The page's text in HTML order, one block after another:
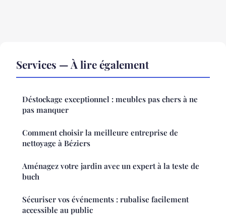
Services — À lire également
Déstockage exceptionnel : meubles pas chers à ne
pas manquer
Comment choisir la meilleure entreprise de
nettoyage à Béziers
Aménagez votre jardin avec un expert à la teste de
buch
Sécuriser vos événements : rubalise facilement
accessible au public